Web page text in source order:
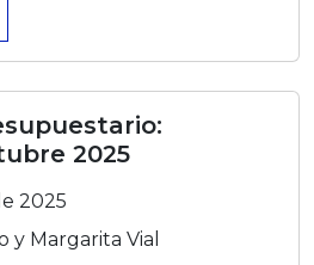
2025
2025
y Margarita Vial